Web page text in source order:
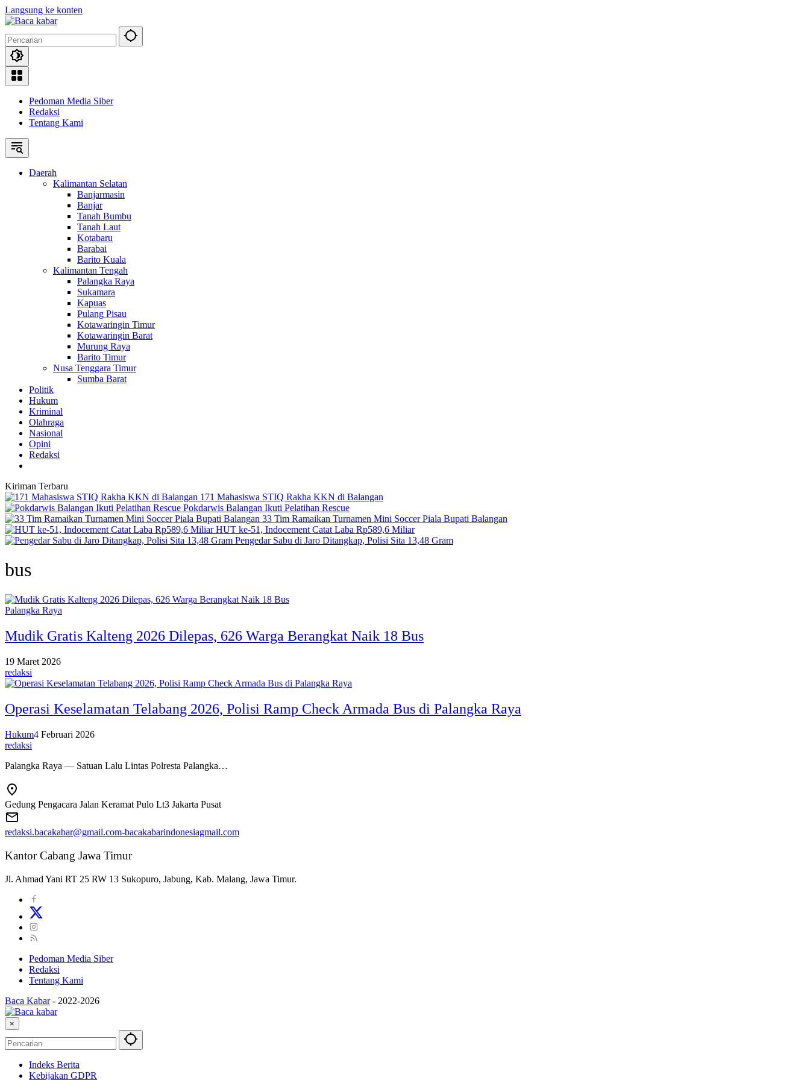
Langsung ke konten
Pedoman Media Siber
Redaksi
Tentang Kami
Daerah
Kalimantan Selatan
Banjarmasin
Banjar
Tanah Bumbu
Tanah Laut
Kotabaru
Barabai
Barito Kuala
Kalimantan Tengah
Palangka Raya
Sukamara
Kapuas
Pulang Pisau
Kotawaringin Timur
Kotawaringin Barat
Murung Raya
Barito Timur
Nusa Tenggara Timur
Sumba Barat
Politik
Hukum
Kriminal
Olahraga
Nasional
Opini
Redaksi
Kiriman Terbaru
171 Mahasiswa STIQ Rakha KKN di Balangan
Pokdarwis Balangan Ikuti Pelatihan Rescue
33 Tim Ramaikan Turnamen Mini Soccer Piala Bupati Balangan
HUT ke-51, Indocement Catat Laba Rp589,6 Miliar
Pengedar Sabu di Jaro Ditangkap, Polisi Sita 13,48 Gram
bus
Palangka Raya
Mudik Gratis Kalteng 2026 Dilepas, 626 Warga Berangkat Naik 18 Bus
19 Maret 2026
redaksi
Operasi Keselamatan Telabang 2026, Polisi Ramp Check Armada Bus di Palangka Raya
Hukum4 Februari 2026
redaksi
Palangka Raya — Satuan Lalu Lintas Polresta Palangka…
Gedung Pengacara Jalan Keramat Pulo Lt3 Jakarta Pusat
redaksi.bacakabar@gmail.com-bacakabarindonesiagmail.com
Kantor Cabang Jawa Timur
Jl. Ahmad Yani RT 25 RW 13 Sukopuro, Jabung, Kab. Malang, Jawa Timur.
Pedoman Media Siber
Redaksi
Tentang Kami
Baca Kabar - 2022-2026
×
Indeks Berita
Kebijakan GDPR